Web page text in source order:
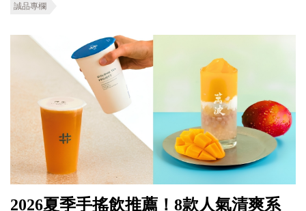
誠品專欄
2026夏季手搖飲推薦！8款人氣清爽系